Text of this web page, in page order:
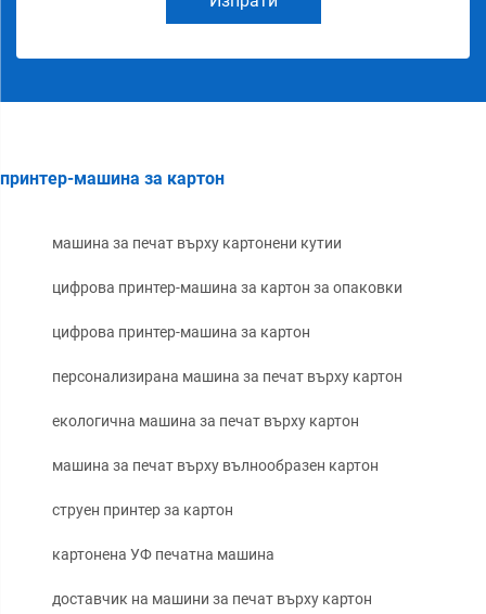
принтер-машина за картон
машина за печат върху картонени кутии
цифрова принтер-машина за картон за опаковки
цифрова принтер-машина за картон
персонализирана машина за печат върху картон
екологична машина за печат върху картон
машина за печат върху вълнообразен картон
струен принтер за картон
картонена УФ печатна машина
доставчик на машини за печат върху картон